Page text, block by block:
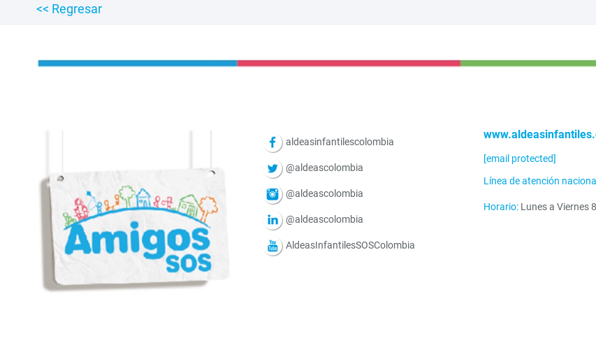
<< Regresar
aldeasinfantilescolombia
@aldeascolombia
@aldeascolombia
@aldeascolombia
AldeasInfantilesSOSColombia
[email protected]
Línea de atención
Horario: Lunes a Viernes